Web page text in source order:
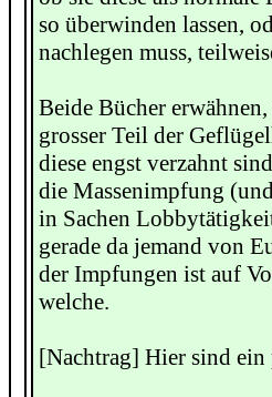
so überwinden lassen,
nachlegen muss,
Beide Bücher
grosser Teil der
diese engst verzahnt
die Massenimpfung
in Sachen
gerade da jemand von
der Impfungen ist auf
welche.
[Nachtrag] Hier sind ein